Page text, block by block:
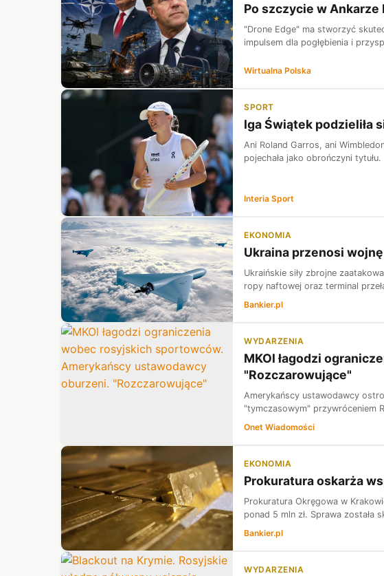
Po szczycie w
"Drone Edge" ma stworzyć
impulsem dla pogłębienia i
Wirtualna Polska
SPORT
Iga Świątek podzieliła
Ani Roland Garros, ani
pojechała jako obrończyni
Interia Sport
EKONOMIA
Ukraina przenosi
Ukraińskie siły zbrojne
ropy naftowej oraz terminal
Bankier.pl
WYDARZENIA
MKOl łagodzi
"Rozczarowujące"
Amerykańscy ustawodawcy
"tymczasowym" przywróceniem
Onet Wiadomości
EKONOMIA
Prokuratura oskarża
Prokuratura Okręgowa w
ponad 5 mln zł. Sprawa została
Bankier.pl
WYDARZENIA